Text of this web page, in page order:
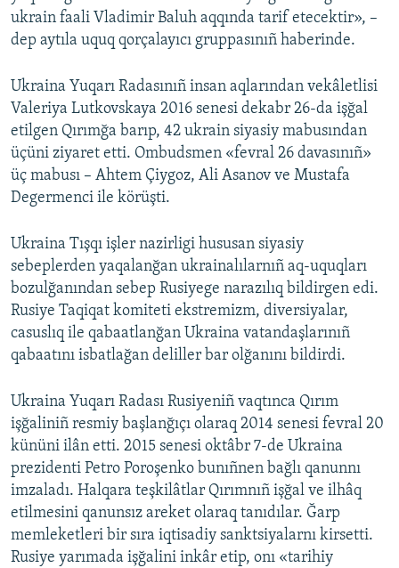
ukrain faali Vladimir Baluh aqqında tarif etecektir», –
dep aytıla uquq qorçalayıcı gruppasınıñ haberinde.
Ukraina Yuqarı Radasınıñ insan aqlarından vekâletlisi
Valeriya Lutkovskaya 2016 senesi dekabr 26-da işğal
etilgen Qırımğa barıp, 42 ukrain siyasiy mabusından
üçüni ziyaret etti. Ombudsmen «fevral 26 davasınıñ»
üç mabusı – Ahtem Çiygoz, Ali Asanov ve Mustafa
Degermenci ile körüşti.
Ukraina Tışqı işler nazirligi hususan siyasiy
sebeplerden yaqalanğan ukrainalılarnıñ aq-uquqları
bozulğanından sebep Rusiyege narazılıq bildirgen edi.
Rusiye Taqiqat komiteti ekstremizm, diversiyalar,
casuslıq ile qabaatlanğan Ukraina vatandaşlarınıñ
qabaatını isbatlağan deliller bar olğanını bildirdi.
Ukraina Yuqarı Radası Rusiyeniñ vaqtınca Qırım
işğaliniñ resmiy başlanğıçı olaraq 2014 senesi fevral 20
kününi ilân etti. 2015 senesi oktâbr 7-de Ukraina
prezidenti Petro Poroşenko bunıñnen bağlı qanunnı
imzaladı. Halqara teşkilâtlar Qırımnıñ işğal ve ilhâq
etilmesini qanunsız areket olaraq tanıdılar. Ğarp
memleketleri bir sıra iqtisadiy sanktsiyalarnı kirsetti.
Rusiye yarımada işğalini inkâr etip, onı «tarihiy